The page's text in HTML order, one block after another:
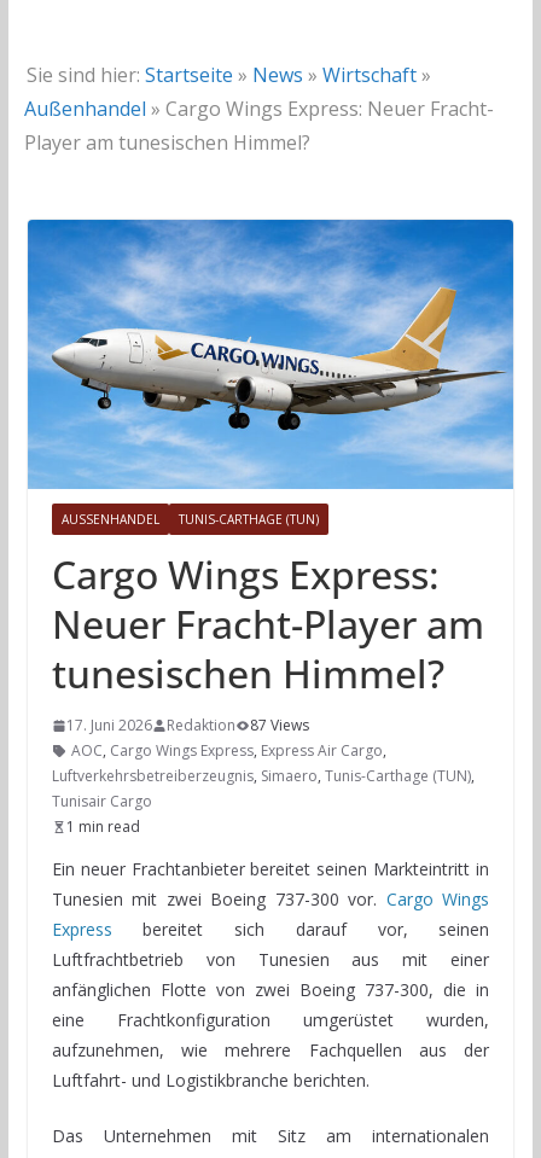
Sie sind hier: Startseite » News » Wirtschaft»
Außenhandel » Cargo Wings Express: Neuer Fracht-
Player am tunesischen Himmel?
AUSSENHANDEL TUNIS-CARTHAGE (TUN)
Cargo Wings Express:
Neuer Fracht-Player am
tunesischen Himmel?
17. Juni 2026 Redaktion
87 Views
AOC, Cargo Wings Express, Express Air Cargo,
Luftverkehrsbetreiberzeugnis, Simaero, Tunis-Carthage (TUN),
Tunisair Cargo
1 min read
Ein neuer Frachtanbieter bereitet seinen Markteintritt in
Tunesien mit zwei Boeing 737-300 vor. Cargo Wings
Express bereitet sich darauf vor, seinen
Luftfrachtbetrieb von Tunesien aus mit einer
anfänglichen Flotte von zwei Boeing 737-300, die in
eine Frachtkonfiguration umgerüstet wurden,
aufzunehmen, wie mehrere Fachquellen aus der
Luftfahrt- und Logistikbranche berichten.
Das Unternehmen mit Sitz am internationalen